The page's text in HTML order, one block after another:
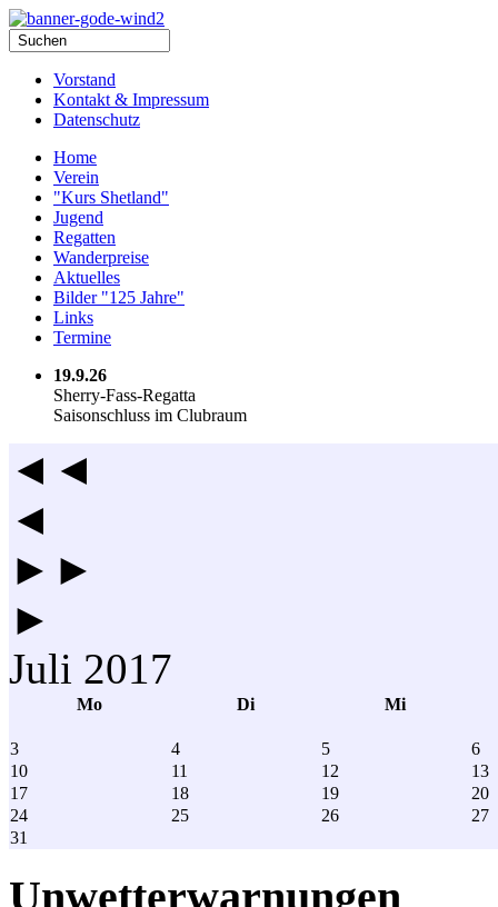
Vorstand
Kontakt & Impressum
Datenschutz
Home
Verein
"Kurs Shetland"
Jugend
Regatten
Wanderpreise
Aktuelles
Bilder "125 Jahre"
Links
Termine
19.9.26
Sherry-Fass-Regatta
Saisonschluss im Clubraum
◄◄
◄
►►
►
Juli 2017
Mo Di Mi
3 4 5
6
10
11 12
13
17
18 19
20
24
25 26
27
31
Unwetterwarnungen